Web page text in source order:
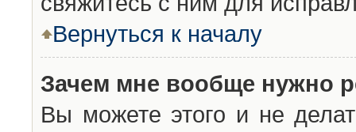
Вернуться к началу
Зачем мне вообще нужно
Вы можете этого и не